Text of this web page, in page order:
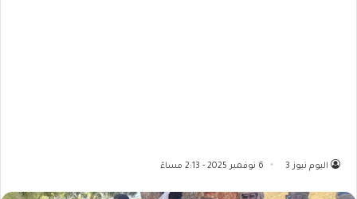
اليوم نيوز 3 6 نوفمبر 2025 - 2:13 مساءً